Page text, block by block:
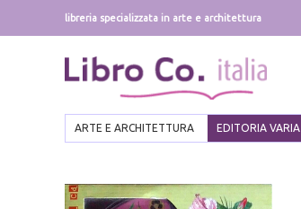
libreria specializzata in arte e architettura
ARTE E ARCHITETTURA EDITORIA VARIA